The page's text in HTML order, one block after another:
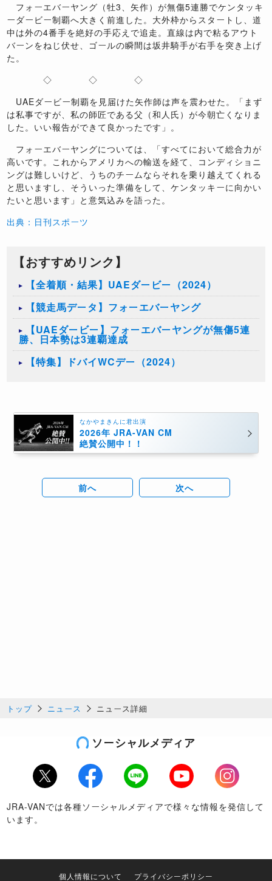
フォーエバーヤング（牡3、矢作）が無傷5連勝でケンタッキ
ーダービー制覇へ大きく前進した。大外枠からスタートし、道
中は外の4番手を絶好の手応えで追走。直線は内で粘るアウト
バーンをねじ伏せ、ゴールの瞬間は坂井騎手が右手を突き上げ
た。
◇ ◇ ◇
UAEダービー制覇を見届けた矢作師は声を震わせた。「まず
は私事ですが、私の師匠である父（和人氏）が今朝亡くなりま
した。いい報告ができて良かったです」。
フォーエバーヤングについては、「すべてにおいて総合力が
高いです。これからアメリカへの輸送を経て、コンディショニ
ングは難しいけど、うちのチームならそれを乗り越えてくれる
と思いますし、そういった準備をして、ケンタッキーに向かい
たいと思います」と意気込みを語った。
出典：日刊スポーツ
【おすすめリンク】
【全着順・結果】UAEダービー（2024）
【競走馬データ】フォーエバーヤング
【UAEダービー】フォーエバーヤングが無傷5連
勝、日本勢は3連覇達成
【特集】ドバイWCデー（2024）
なかやまきんに君出演
2026年 JRA-VAN CM
絶賛公開中！！
前へ 次へ
トップ ニュース ニュース詳細
ソーシャルメディア
Twitter Facebook LINE Youtube
Instagram
JRA-VANでは各種ソーシャルメディアで様々な情報を発信して
います。
個人情報について プライバシーポリシー